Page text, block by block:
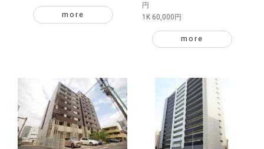
more
円
1K 60,000円
more